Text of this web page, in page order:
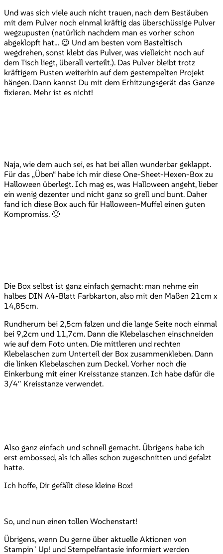
Und was sich viele auch nicht trauen, nach dem Bestäuben
mit dem Pulver noch einmal kräftig das überschüssige Pulver
wegzupusten (natürlich nachdem man es vorher schon
abgeklopft hat… 😉 Und am besten vom Basteltisch
wegdrehen, sonst klebt das Pulver, was vielleicht noch auf
dem Tisch liegt, überall verteilt.). Das Pulver bleibt trotz
kräftigem Pusten weiterhin auf dem gestempelten Projekt
hängen. Dann kannst Du mit dem Erhitzungsgerät das Ganze
fixieren. Mehr ist es nicht!
Naja, wie dem auch sei, es hat bei allen wunderbar geklappt.
Für das „Üben“ habe ich mir diese One-Sheet-Hexen-Box zu
Halloween überlegt. Ich mag es, was Halloween angeht, lieber
ein wenig dezenter und nicht ganz so grell und bunt. Daher
fand ich diese Box auch für Halloween-Muffel einen guten
Kompromiss. 🙂
Die Box selbst ist ganz einfach gemacht: man nehme ein
halbes DIN A4-Blatt Farbkarton, also mit den Maßen 21cm x
14,85cm.
Rundherum bei 2,5cm falzen und die lange Seite noch einmal
bei 9,2cm und 11,7cm. Dann die Klebelaschen einschneiden
wie auf dem Foto unten. Die mittleren und rechten
Klebelaschen zum Unterteil der Box zusammenkleben. Dann
die linken Klebelaschen zum Deckel. Vorher noch die
Einkerbung mit einer Kreisstanze stanzen. Ich habe dafür die
3/4″ Kreisstanze verwendet.
Also ganz einfach und schnell gemacht. Übrigens habe ich
erst embossed, als ich alles schon zugeschnitten und gefalzt
hatte.
Ich hoffe, Dir gefällt diese kleine Box!
So, und nun einen tollen Wochenstart!
Übrigens, wenn Du gerne über aktuelle Aktionen von
Stampin`Up! und Stempelfantasie informiert werden